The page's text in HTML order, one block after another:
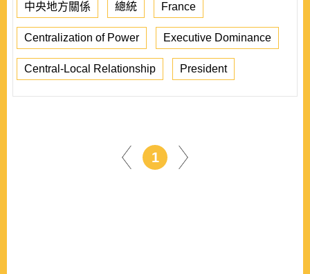
中央地方關係 總統 France
Centralization of Power Executive Dominance
Central-Local Relationship President
1